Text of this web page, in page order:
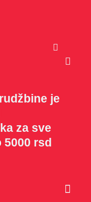
Cart
je
za sve
5000 rsd
Cart